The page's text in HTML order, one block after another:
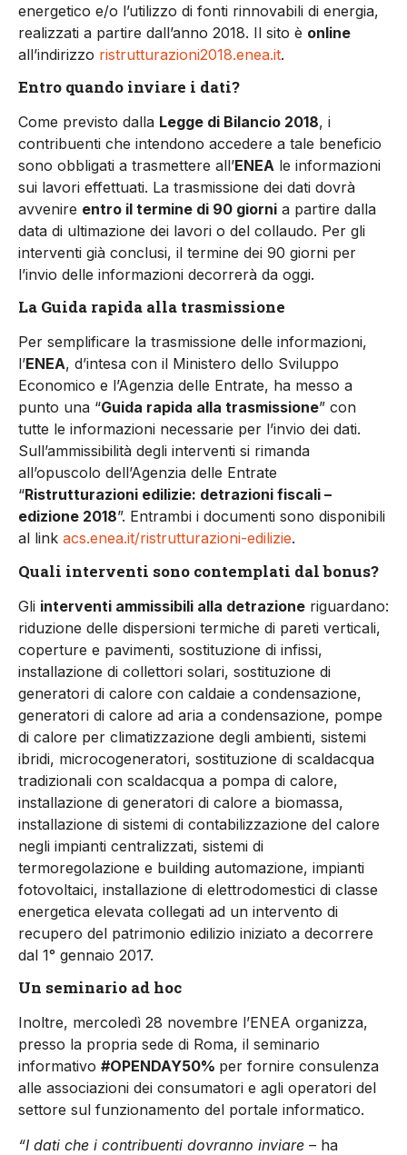
energetico e/o l’utilizzo di fonti rinnovabili di energia,
realizzati a partire dall’anno 2018. Il sito è online
all’indirizzo ristrutturazioni2018.enea.it.
Entro quando inviare i dati?
Come previsto dalla Legge di Bilancio 2018, i
contribuenti che intendono accedere a tale beneficio
sono obbligati a trasmettere all’ENEA le informazioni
sui lavori effettuati. La trasmissione dei dati dovrà
avvenire entro il termine di 90 giorni a partire dalla
data di ultimazione dei lavori o del collaudo. Per gli
interventi già conclusi, il termine dei 90 giorni per
l’invio delle informazioni decorrerà da oggi.
La Guida rapida alla trasmissione
Per semplificare la trasmissione delle informazioni,
l’ENEA, d’intesa con il Ministero dello Sviluppo
Economico e l’Agenzia delle Entrate, ha messo a
punto una “Guida rapida alla trasmissione” con
tutte le informazioni necessarie per l’invio dei dati.
Sull’ammissibilità degli interventi si rimanda
all’opuscolo dell’Agenzia delle Entrate
“Ristrutturazioni edilizie: detrazioni fiscali –
edizione 2018”. Entrambi i documenti sono disponibili
al link acs.enea.it/ristrutturazioni-edilizie.
Quali interventi sono contemplati dal bonus?
Gli interventi ammissibili alla detrazione riguardano:
riduzione delle dispersioni termiche di pareti verticali,
coperture e pavimenti, sostituzione di infissi,
installazione di collettori solari, sostituzione di
generatori di calore con caldaie a condensazione,
generatori di calore ad aria a condensazione, pompe
di calore per climatizzazione degli ambienti, sistemi
ibridi, microcogeneratori, sostituzione di scaldacqua
tradizionali con scaldacqua a pompa di calore,
installazione di generatori di calore a biomassa,
installazione di sistemi di contabilizzazione del calore
negli impianti centralizzati, sistemi di
termoregolazione e building automazione, impianti
fotovoltaici, installazione di elettrodomestici di classe
energetica elevata collegati ad un intervento di
recupero del patrimonio edilizio iniziato a decorrere
dal 1° gennaio 2017.
Un seminario ad hoc
Inoltre, mercoledì 28 novembre l’ENEA organizza,
presso la propria sede di Roma, il seminario
informativo #OPENDAY50% per fornire consulenza
alle associazioni dei consumatori e agli operatori del
settore sul funzionamento del portale informatico.
“I dati che i contribuenti dovranno inviare – ha